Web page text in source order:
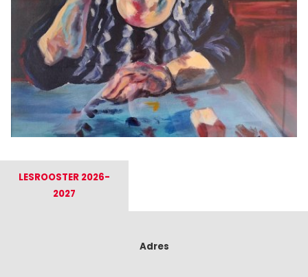
LESROOSTER 2026-
2027
Adres